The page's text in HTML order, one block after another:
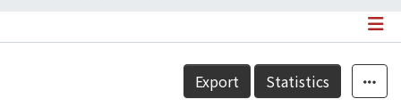
Details
Export Statistics